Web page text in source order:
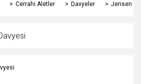
Cerrahi Aletler Davyeler Jensen